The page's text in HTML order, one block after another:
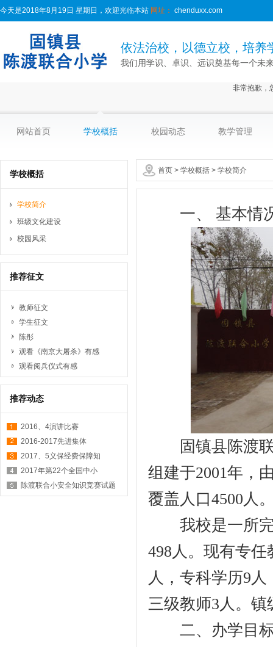
今天是2018年8月19日 星期日，欢迎光临本站 网址： chenduxx.com
依法治校，以德立校，培养
我们用学识、卓识、远识奠基每一个未
非常抱歉，
网站首页 学校概括 校园动态 教学管理
首页 > 学校概括 > 学校简介
学校概括
学校简介
班级文化建设
校园风采
推荐征文
教师征文
学生征文
陈彤
观看《南京大屠杀》有感
观看阅兵仪式有感
推荐动态
2016、4演讲比赛
2016-2017先进集体
2017、5义保经费保障知
2017年第22个全国中小
陈渡联合小安全知识竞赛试题
一、 基本情
固镇县陈渡联
组建于2001年，
覆盖人口4500人
我校是一所完
498人。现有专
人，专科学历9
三级教师3人。
二、办学目